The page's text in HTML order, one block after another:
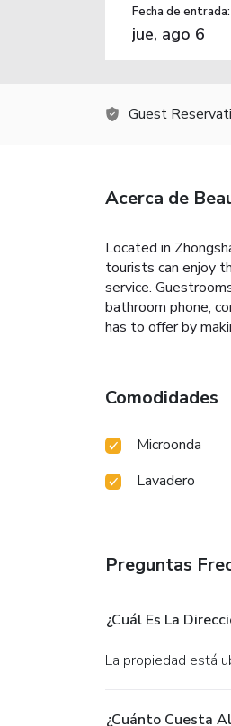
Fecha de entrada:
Guest
Acerca de
Located in
tourists can enjoy
service.
bathroom phone,
has to offer by
Comodidades
Microonda
Lavadero
Preguntas
¿Cuál Es La
La propiedad está
¿Cuánto Cuesta